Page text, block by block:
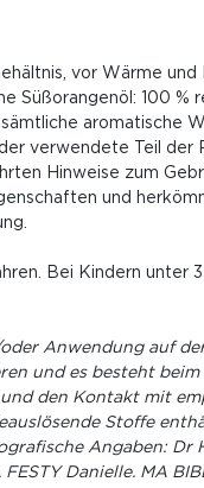
vor Wärme
100 %
aromatische
verwendete Teil
Hinweise zum
und
Bei Kindern unter
Anwendung auf
und es besteht
den Kontakt mit
Stoffe
Angaben: Dr
Danielle. MA